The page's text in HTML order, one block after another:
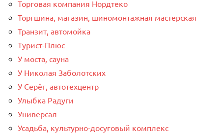
Торговая компания Нордтеко
Торгшина, магазин, шиномонтажная мастерская
Транзит, автомойка
Турист-Плюс
У моста, сауна
У Николая Заболотских
У Серёг, автотехцентр
Улыбка Радуги
Универсал
Усадьба, культурно-досуговый комплекс